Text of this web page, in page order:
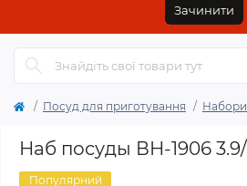
Зачинити
Посуд для приготування Набори
Наб посуды ВН-1906
Популярний